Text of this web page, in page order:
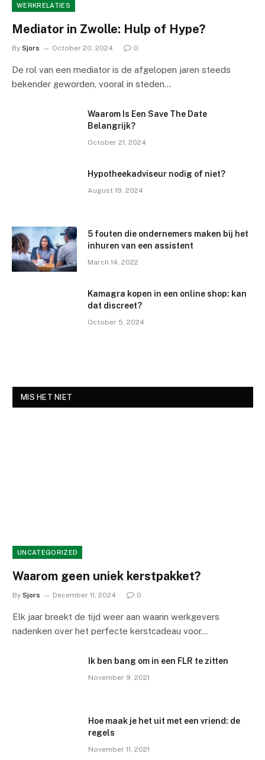
WERKRELATIES
Mediator in Zwolle: Hulp of Hype?
By Sjors October 20, 2024 0
De rol van een mediator is de afgelopen jaren steeds
bekender geworden, vooral in steden…
Waarom Is Een Save The Date
Belangrijk?
October 21, 2024
Hypotheekadviseur nodig of niet?
August 19, 2024
5 fouten die ondernemers maken bij het
inhuren van een assistent
March 14, 2022
Kamagra kopen in een online shop: kan
dat discreet?
October 5, 2024
MIS HET NIET
UNCATEGORIZED
Waarom geen uniek kerstpakket?
By Sjors December 11, 2024 0
Elk jaar breekt de tijd weer aan waarin werkgevers
nadenken over het perfecte kerstcadeau voor…
Ik ben bang om in een FLR te zitten
November 9, 2021
Hoe maak je het uit met een vriend: de
regels
November 11, 2021